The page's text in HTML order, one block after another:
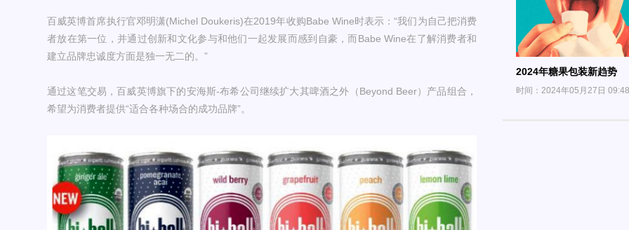
百威英博首席执行官邓明潇(Michel Doukeris)在2019年收购Babe Wine时表示：“我们为自己把消费
者放在第一位，并通过创新和文化参与和他们一起发展而感到自豪，而Babe Wine在了解消费者和
建立品牌忠诚度方面是独一无二的。”
通过这笔交易，百威英博旗下的安海斯-布希公司继续扩大其啤酒之外（Beyond Beer）产品组合，
希望为消费者提供“适合各种场合的成功品牌”。
2024年糖果包装新趋势
时间：2024年05月27日 09:48